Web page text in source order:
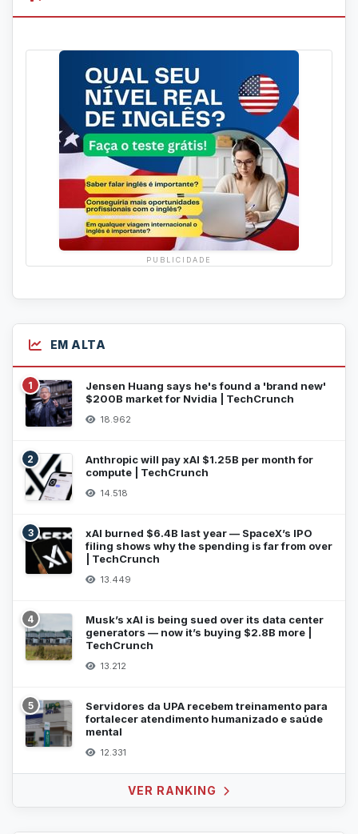
PUBLICIDADE
EM ALTA
1
Jensen Huang says he's found a 'brand new'
$200B market for Nvidia | TechCrunch
18.962
2
Anthropic will pay xAI $1.25B per month for
compute | TechCrunch
14.518
3
xAI burned $6.4B last year — SpaceX’s IPO
filing shows why the spending is far from over
| TechCrunch
13.449
4
Musk’s xAI is being sued over its data center
generators — now it’s buying $2.8B more |
TechCrunch
13.212
5
Servidores da UPA recebem treinamento para
fortalecer atendimento humanizado e saúde
mental
12.331
VER RANKING